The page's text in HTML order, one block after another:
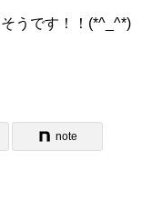
うです！！(*^_^*)
note